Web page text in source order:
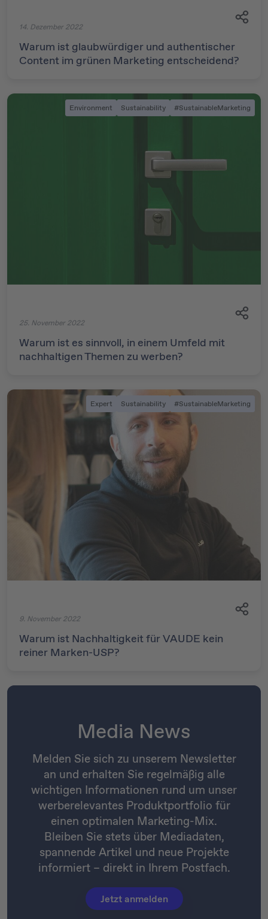
14. Dezember 2022
Warum ist glaubwürdiger und authentischer
Content im grünen Marketing entscheidend?
Environment Sustainability #SustainableMarketing
25. November 2022
Warum ist es sinnvoll, in einem Umfeld mit
nachhaltigen Themen zu werben?
Expert Sustainability #SustainableMarketing
9. November 2022
Warum ist Nachhaltigkeit für VAUDE kein
reiner Marken-USP?
Media News
Melden Sie sich zu unserem Newsletter
an und erhalten Sie regelmäßig alle
wichtigen Informationen rund um unser
werberelevantes Produktportfolio für
einen optimalen Marketing-Mix.
Bleiben Sie stets über Mediadaten,
spannende Artikel und neue Projekte
informiert – direkt in Ihrem Postfach.
Jetzt anmelden